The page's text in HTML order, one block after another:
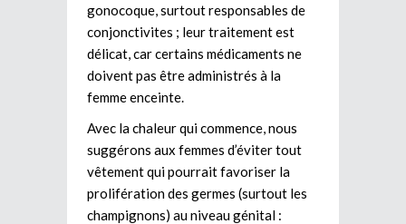
gonocoque, surtout responsables de
conjonctivites ; leur traitement est
délicat, car certains médicaments ne
doivent pas être administrés à la
femme enceinte.
Avec la chaleur qui commence, nous
suggérons aux femmes d’éviter tout
vêtement qui pourrait favoriser la
prolifération des germes (surtout les
champignons) au niveau génital :